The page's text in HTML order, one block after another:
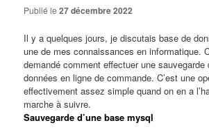
Publié le27 décembre 2022
Il y a quelques jours, je discutais base de
une de mes connaissances en informatique.
demandé comment effectuer une sauvegarde
données en ligne de commande. C’est une
effectivement assez simple quand on en a
marche à suivre.
Sauvegarde d’une base mysql